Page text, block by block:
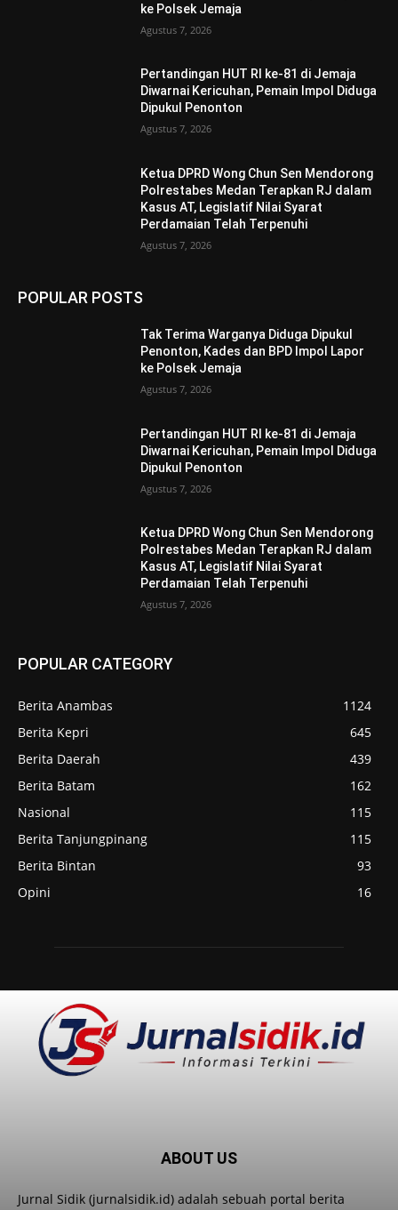
ke Polsek Jemaja
Agustus 7, 2026
Pertandingan HUT RI ke-81 di Jemaja
Diwarnai Kericuhan, Pemain Impol Diduga
Dipukul Penonton
Agustus 7, 2026
Ketua DPRD Wong Chun Sen Mendorong
Polrestabes Medan Terapkan RJ dalam
Kasus AT, Legislatif Nilai Syarat
Perdamaian Telah Terpenuhi
Agustus 7, 2026
POPULAR POSTS
Tak Terima Warganya Diduga Dipukul
Penonton, Kades dan BPD Impol Lapor
ke Polsek Jemaja
Agustus 7, 2026
Pertandingan HUT RI ke-81 di Jemaja
Diwarnai Kericuhan, Pemain Impol Diduga
Dipukul Penonton
Agustus 7, 2026
Ketua DPRD Wong Chun Sen Mendorong
Polrestabes Medan Terapkan RJ dalam
Kasus AT, Legislatif Nilai Syarat
Perdamaian Telah Terpenuhi
Agustus 7, 2026
POPULAR CATEGORY
Berita Anambas
1124
Berita Kepri
645
Berita Daerah
439
Berita Batam
162
Nasional
115
Berita Tanjungpinang
115
Berita Bintan
93
Opini
16
ABOUT US
Jurnal Sidik (jurnalsidik.id) adalah sebuah portal berita